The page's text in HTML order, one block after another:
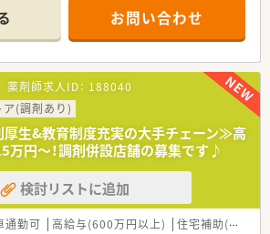
与も可能！
スによりますが、経験の少ない方でも500万前
TOP水準！
わせ、豊富な社内研修や外部組織と連携した研
います
会社だからこそ活躍できるキャリアパスが多
れています。
、エリアマネジャーや営業部長等のマネジメン
も増えます。
専門性を活かせるスペシャリストを目指すこ
管理部門や商品部門等の本社スタッフなど活動領
す。
年々増加しており、在宅医療へもしっかりと関
お問い合わせ
薬剤師求人ID： 188040
ア(調剤あり)
厚生&教育制度充実の大手チェーン≫高
万円～！調剤併設店舗の募集です♪
検討リストに追加
通勤可 高給与(600万円以上) 住宅補助(手当)あり